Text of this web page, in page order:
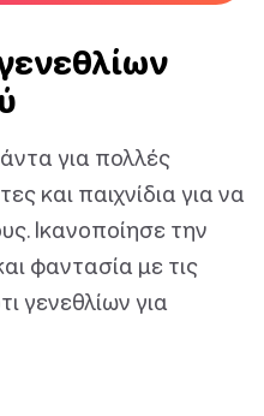
για πολλές
και παιχνίδια για να
Ικανοποίησε την
φαντασία με τις
γενεθλίων για